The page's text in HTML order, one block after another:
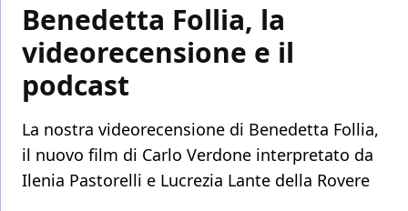
Benedetta Follia, la
videorecensione e il
podcast
La nostra videorecensione di Benedetta Follia,
il nuovo film di Carlo Verdone interpretato da
Ilenia Pastorelli e Lucrezia Lante della Rovere